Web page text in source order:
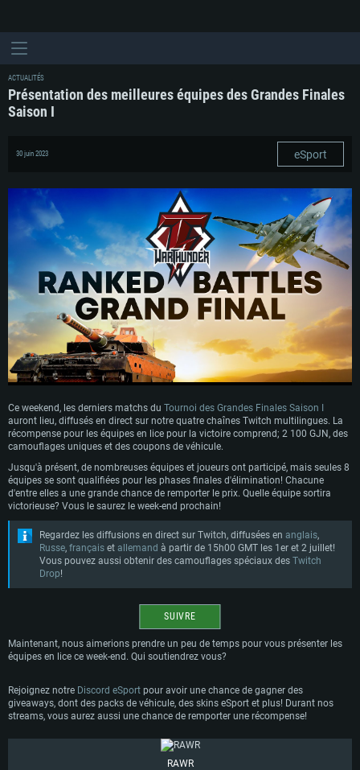
ACTUALITÉS
Présentation des meilleures équipes des Grandes Finales
Saison I
30 juin 2023 eSport
Ce weekend, les derniers matchs du Tournoi des Grandes Finales Saison I
auront lieu, diffusés en direct sur notre quatre chaînes Twitch multilingues. La
récompense pour les équipes en lice pour la victoire comprend; 2 100 GJN, des
camouflages uniques et des coupons de véhicule.
Jusqu'à présent, de nombreuses équipes et joueurs ont participé, mais seules 8
équipes se sont qualifiées pour les phases finales d'élimination! Chacune
d'entre elles a une grande chance de remporter le prix. Quelle équipe sortira
victorieuse? Vous le saurez le week-end prochain!
Regardez les diffusions en direct sur Twitch, diffusées en anglais,
Russe, français et allemand à partir de 15h00 GMT les 1er et 2 juillet!
Vous pouvez aussi obtenir des camouflages spéciaux des Twitch
Drop!
SUIVRE
Maintenant, nous aimerions prendre un peu de temps pour vous présenter les
équipes en lice ce week-end. Qui soutiendrez vous?
Rejoignez notre Discord eSport pour avoir une chance de gagner des
giveaways, dont des packs de véhicule, des skins eSport et plus! Durant nos
streams, vous aurez aussi une chance de remporter une récompense!
RAWR